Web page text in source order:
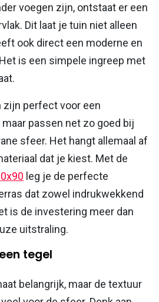
voegen zijn, ontstaat er een
Dit laat je tuin niet alleen
ook direct een moderne en
is een simpele ingreep met
zijn perfect voor een
passen net zo goed bij
sfeer. Het hangt allemaal af
dat je kiest. Met de
leg je de perfecte
dat zowel indrukwekkend
is de investering meer dan
uitstraling.
tegel
belangrijk, maar de textuur